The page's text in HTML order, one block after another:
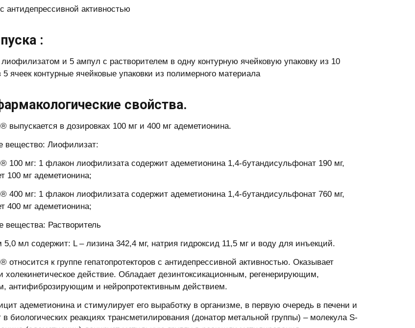
с антидепрессивной активностью
:
и 5 ампул с растворителем в одну контурную ячейковую упаковку из 10
ячеек контурные ячейковые упаковки из полимерного материала
свойства.
в дозировках 100 мг и 400 мг адеметионина.
вещество: Лиофилизат:
мг: 1 флакон лиофилизата содержит адеметионина 1,4-бутандисульфонат 190 мг,
100 мг адеметионина;
мг: 1 флакон лиофилизата содержит адеметионина 1,4-бутандисульфонат 760 мг,
400 мг адеметионина;
вещества: Растворитель
мл содержит: L – лизина 342,4 мг, натрия гидроксид 11,5 мг и воду для инъекций.
к группе гепатопротекторов с антидепрессивной активностью. Оказывает
холекинетическое действие. Обладает дезинтоксикационным, регенерирующим,
антифиброзирующим и нейропротективным действием.
адеметионина и стимулирует его выработку в организме, в первую очередь в печени и
в биологических реакциях трансметилирования (донатор метальной группы) – молекула S-